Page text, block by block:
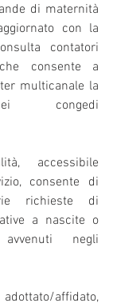
di maternità
con la
contatori
consente a
multicanale la
congedi
accessibile
consente di
richieste di
a nascite o
avvenuti negli
affidato,